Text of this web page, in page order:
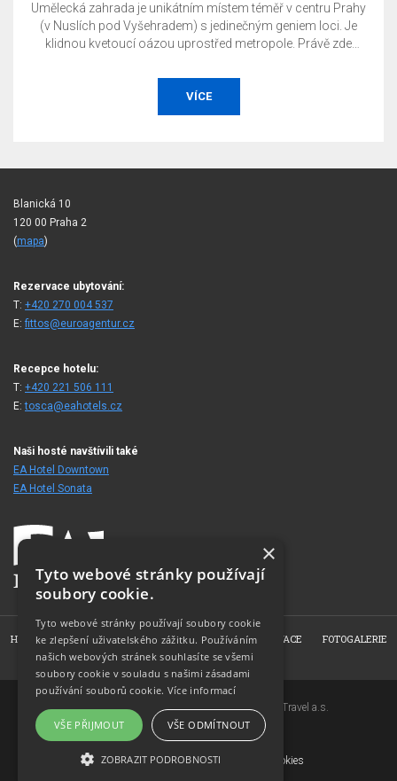
Umělecká zahrada je unikátním místem téměř v centru Prahy
(v Nuslích pod Vyšehradem) s jedinečným geniem loci. Je
klidnou kvetoucí oázou uprostřed metropole. Právě zde
to svatba, garden party, konference, prezentace, koncert,
společenský večírek, degustace, výstava apod.
Blanická 10
120 00 Praha 2
(mapa)
Rezervace ubytování:
T: +420 270 004 537
E:fittos@euroagentur.cz
Recepce hotelu:
T: +420 221 506 111
E:tosca@eahotels.cz
Naši hosté navštívili také
EA Hotel Downtown
EA Hotel Sonata
HOME O HOTELU POKOJE NABÍDKY REZERVACE
FOTOGALERIE
KONTAKT
Copyright © 2007-2026 EuroAgentur Hotels&Travel a.s.
www.bezvapobyt.cz
Všeobecné podmínky rezervace
Deklarace o ochraně osobních údajů
Cookies
×
Tyto webové stránky používají
soubory cookie.
Tyto webové stránky používají soubory cookie
ke zlepšení uživatelského zážitku. Používáním
našich webových stránek souhlasíte se všemi
soubory cookie v souladu s našimi zásadami
používání souborů cookie. Více informací
VŠE PŘIJMOUT VŠE ODMÍTNOUT
ZOBRAZIT PODROBNOSTI